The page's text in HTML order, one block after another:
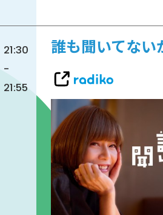
21:30
-
21:55
誰も聞いてない